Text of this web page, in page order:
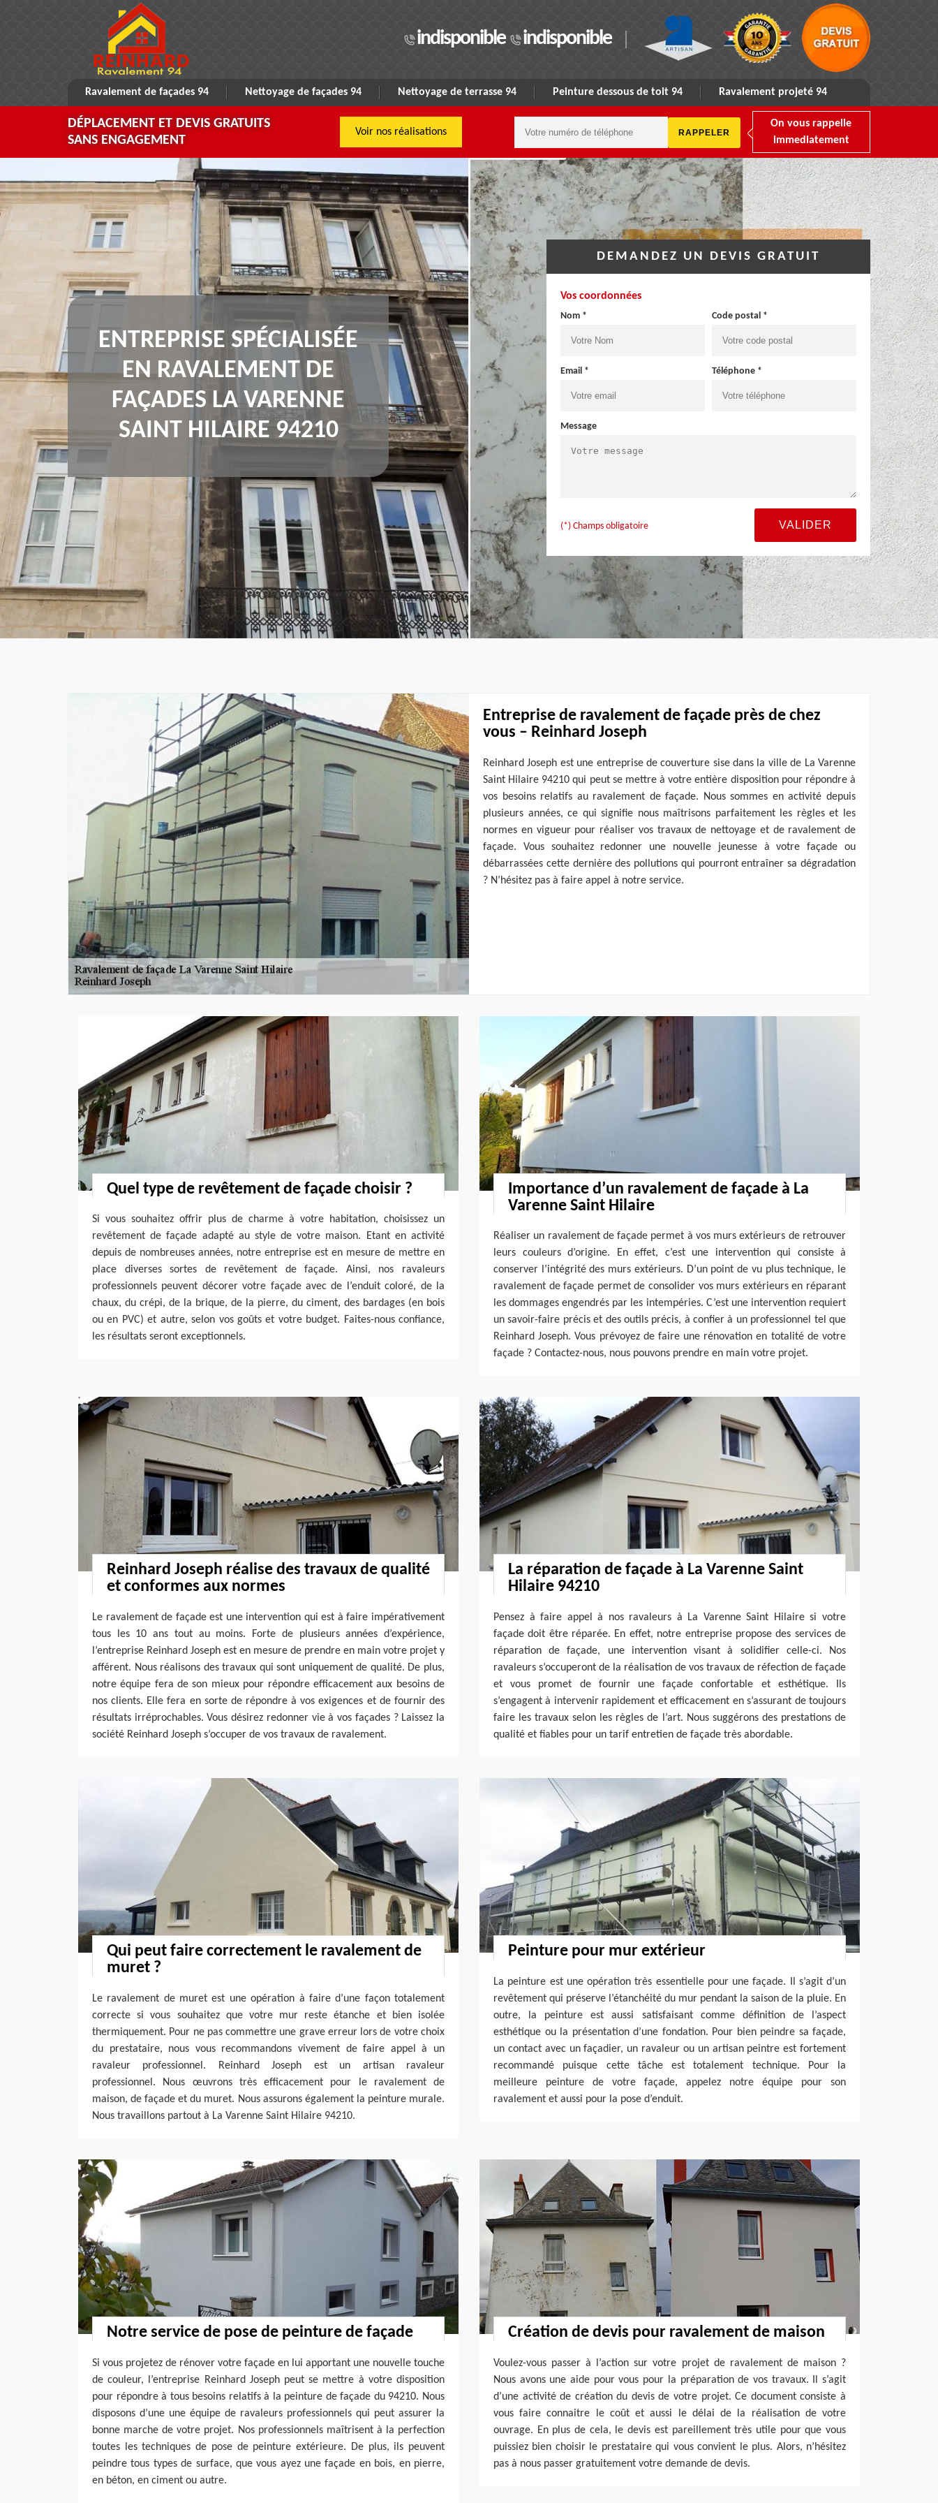
indisponible indisponible
Ravalement de façades 94 Nettoyage de façades 94 Nettoyage de terrasse 94 Peinture dessous de toit 94 Ravalement projeté 94
DÉPLACEMENT ET DEVIS GRATUITS
SANS ENGAGEMENT
Voir nos réalisations
On vous rappelle
immediatement
ENTREPRISE SPÉCIALISÉE
EN RAVALEMENT DE
FAÇADES LA VARENNE
SAINT HILAIRE 94210
DEMANDEZ UN DEVIS GRATUIT
Vos coordonnées
Nom * Code postal *
Email * Téléphone *
Message
(*) Champs obligatoire
Entreprise de ravalement de façade près de chez
vous – Reinhard Joseph
Reinhard Joseph est une entreprise de couverture sise dans la ville de La Varenne
Saint Hilaire 94210 qui peut se mettre à votre entière disposition pour répondre à
vos besoins relatifs au ravalement de façade. Nous sommes en activité depuis
plusieurs années, ce qui signifie nous maîtrisons parfaitement les règles et les
normes en vigueur pour réaliser vos travaux de nettoyage et de ravalement de
façade. Vous souhaitez redonner une nouvelle jeunesse à votre façade ou
débarrassées cette dernière des pollutions qui pourront entraîner sa dégradation
? N’hésitez pas à faire appel à notre service.
Quel type de revêtement de façade choisir ?
Si vous souhaitez offrir plus de charme à votre habitation, choisissez un
revêtement de façade adapté au style de votre maison. Etant en activité
depuis de nombreuses années, notre entreprise est en mesure de mettre en
place diverses sortes de revêtement de façade. Ainsi, nos ravaleurs
professionnels peuvent décorer votre façade avec de l’enduit coloré, de la
chaux, du crépi, de la brique, de la pierre, du ciment, des bardages (en bois
ou en PVC) et autre, selon vos goûts et votre budget. Faites-nous confiance,
les résultats seront exceptionnels.
Importance d’un ravalement de façade à La
Varenne Saint Hilaire
Réaliser un ravalement de façade permet à vos murs extérieurs de retrouver
leurs couleurs d’origine. En effet, c’est une intervention qui consiste à
conserver l’intégrité des murs extérieurs. D’un point de vu plus technique, le
ravalement de façade permet de consolider vos murs extérieurs en réparant
les dommages engendrés par les intempéries. C’est une intervention requiert
un savoir-faire précis et des outils précis, à confier à un professionnel tel que
Reinhard Joseph. Vous prévoyez de faire une rénovation en totalité de votre
façade ? Contactez-nous, nous pouvons prendre en main votre projet.
Reinhard Joseph réalise des travaux de qualité
et conformes aux normes
Le ravalement de façade est une intervention qui est à faire impérativement
tous les 10 ans tout au moins. Forte de plusieurs années d’expérience,
l’entreprise Reinhard Joseph est en mesure de prendre en main votre projet y
afférent. Nous réalisons des travaux qui sont uniquement de qualité. De plus,
notre équipe fera de son mieux pour répondre efficacement aux besoins de
nos clients. Elle fera en sorte de répondre à vos exigences et de fournir des
résultats irréprochables. Vous désirez redonner vie à vos façades ? Laissez la
société Reinhard Joseph s’occuper de vos travaux de ravalement.
La réparation de façade à La Varenne Saint
Hilaire 94210
Pensez à faire appel à nos ravaleurs à La Varenne Saint Hilaire si votre
façade doit être réparée. En effet, notre entreprise propose des services de
réparation de façade, une intervention visant à solidifier celle-ci. Nos
ravaleurs s’occuperont de la réalisation de vos travaux de réfection de façade
et vous promet de fournir une façade confortable et esthétique. Ils
s’engagent à intervenir rapidement et efficacement en s’assurant de toujours
faire les travaux selon les règles de l’art. Nous suggérons des prestations de
qualité et fiables pour un tarif entretien de façade très abordable.
Qui peut faire correctement le ravalement de
muret ?
Le ravalement de muret est une opération à faire d’une façon totalement
correcte si vous souhaitez que votre mur reste étanche et bien isolée
thermiquement. Pour ne pas commettre une grave erreur lors de votre choix
du prestataire, nous vous recommandons vivement de faire appel à un
ravaleur professionnel. Reinhard Joseph est un artisan ravaleur
professionnel. Nous œuvrons très efficacement pour le ravalement de
maison, de façade et du muret. Nous assurons également la peinture murale.
Nous travaillons partout à La Varenne Saint Hilaire 94210.
Peinture pour mur extérieur
La peinture est une opération très essentielle pour une façade. Il s’agit d’un
revêtement qui préserve l’étanchéité du mur pendant la saison de la pluie. En
outre, la peinture est aussi satisfaisant comme définition de l’aspect
esthétique ou la présentation d’une fondation. Pour bien peindre sa façade,
un contact avec un façadier, un ravaleur ou un artisan peintre est fortement
recommandé puisque cette tâche est totalement technique. Pour la
meilleure peinture de votre façade, appelez notre équipe pour son
ravalement et aussi pour la pose d’enduit.
Notre service de pose de peinture de façade
Si vous projetez de rénover votre façade en lui apportant une nouvelle touche
de couleur, l’entreprise Reinhard Joseph peut se mettre à votre disposition
pour répondre à tous besoins relatifs à la peinture de façade du 94210. Nous
disposons d’une une équipe de ravaleurs professionnels qui peut assurer la
bonne marche de votre projet. Nos professionnels maîtrisent à la perfection
toutes les techniques de pose de peinture extérieure. De plus, ils peuvent
peindre tous types de surface, que vous ayez une façade en bois, en pierre,
en béton, en ciment ou autre.
Création de devis pour ravalement de maison
Voulez-vous passer à l’action sur votre projet de ravalement de maison ?
Nous avons une aide pour vous pour la préparation de vos travaux. Il s’agit
d’une activité de création du devis de votre projet. Ce document consiste à
vous faire connaitre le coût et aussi le délai de la réalisation de votre
ouvrage. En plus de cela, le devis est pareillement très utile pour que vous
puissiez bien choisir le prestataire qui vous convient le plus. Alors, n’hésitez
pas à nous passer gratuitement votre demande de devis.